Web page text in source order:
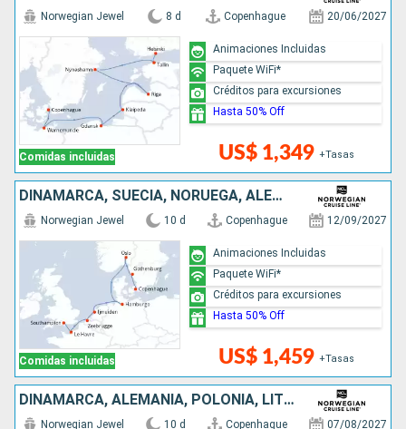
Comidas incluidas
Norwegian Jewel 8 d Copenhague 20/06/2027
US$ 1,349 +Tasas
Animaciones Incluidas
Paquete WiFi*
Créditos para excursiones
Hasta 50% Off
DINAMARCA, SUECIA, NORUEGA, ALEMANIA, PAISES BAJOS, BÉLGICA, FRANCIA, REINO UNIDO
Comidas incluidas
Norwegian Jewel 10 d Copenhague 12/09/2027
US$ 1,459 +Tasas
Animaciones Incluidas
Paquete WiFi*
Créditos para excursiones
Hasta 50% Off
DINAMARCA, ALEMANIA, POLONIA, LITUANIA, LETONIA, SUECIA, ESTONIA, FINLANDIA
Norwegian Jewel 10 d Copenhague 07/08/2027